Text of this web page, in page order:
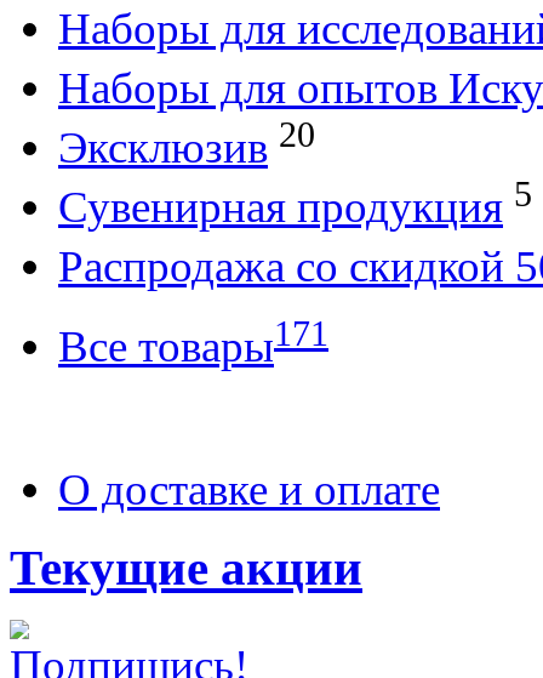
Наборы для
Наборы для опытов
Эксклюзив 20
Сувенирная продукция 5
Распродажа со скидкой
Все товары171
О доставке и оплате
Текущие акции